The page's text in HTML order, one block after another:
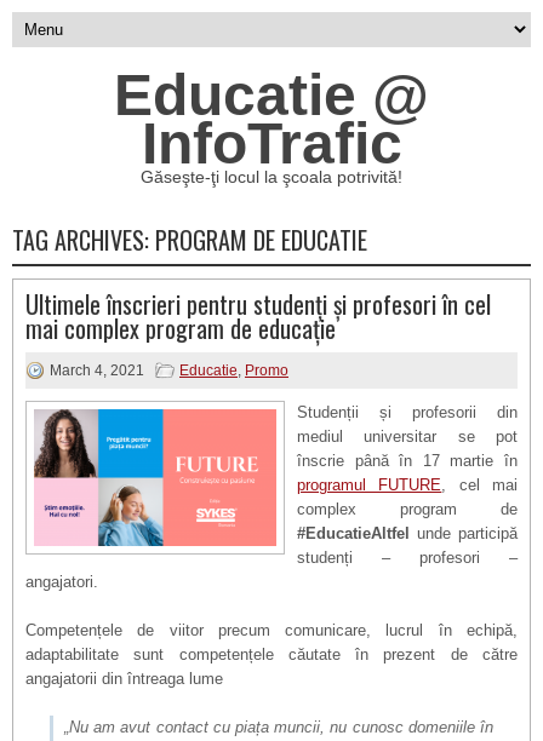
Educatie @
InfoTrafic
Găseşte-ţi locul la şcoala potrivită!
TAG ARCHIVES: PROGRAM DE EDUCATIE
Ultimele înscrieri pentru studenți și profesori în cel
mai complex program de educație
March 4, 2021 Educatie, Promo
Studenții și profesorii din
mediul universitar se pot
înscrie până în 17 martie în
programul FUTURE, cel mai
complex program de
#EducatieAltfel
unde participă
studenți – profesori –
angajatori.
Competențele de viitor precum comunicare, lucrul în echipă,
adaptabilitate sunt competențele căutate în prezent de către
angajatorii din întreaga lume
„Nu am avut contact cu piața muncii, nu cunosc domeniile în